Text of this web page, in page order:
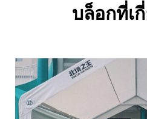
บล็อกที่เ